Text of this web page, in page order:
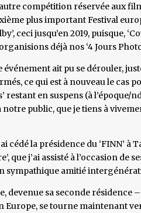
compétition réservée aux
plus important Festival
ceci jusqu’en 2019, puisque,
déjà nos ‘4 Jours
événement ait pu se dérouler,
ce qui est à nouveau le cas
restant en suspens (à l’époque/
public, que je tiens à
cédé la présidence du ‘FINN’
que j’ai assisté à l’occasion de
sympathique amitié
devenue sa seconde résidence
Europe, se tourne maintenant